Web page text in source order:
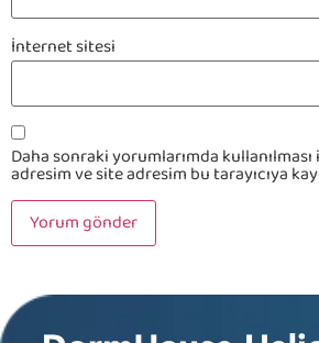
İnternet sitesi
Daha sonraki yorumlarımda
adresim ve site adresim bu tarayıcıya